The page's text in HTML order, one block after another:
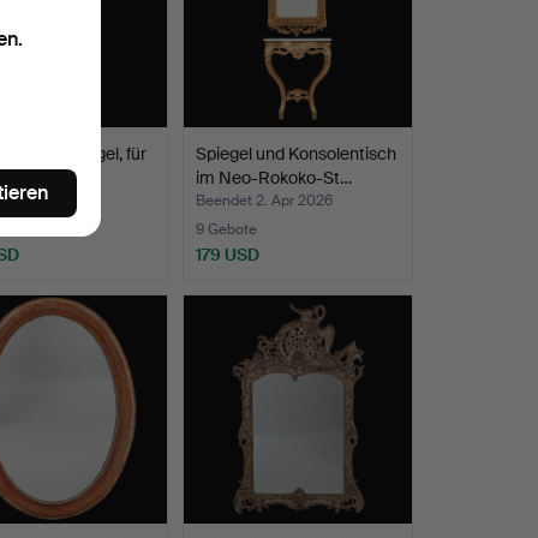
AALTO. Spiegel, für
6. Apr 2026
Spiegel und Konsolentisch
im Neo-Rokoko-St…
Beendet 2. Apr 2026
9 Gebote
179 USD